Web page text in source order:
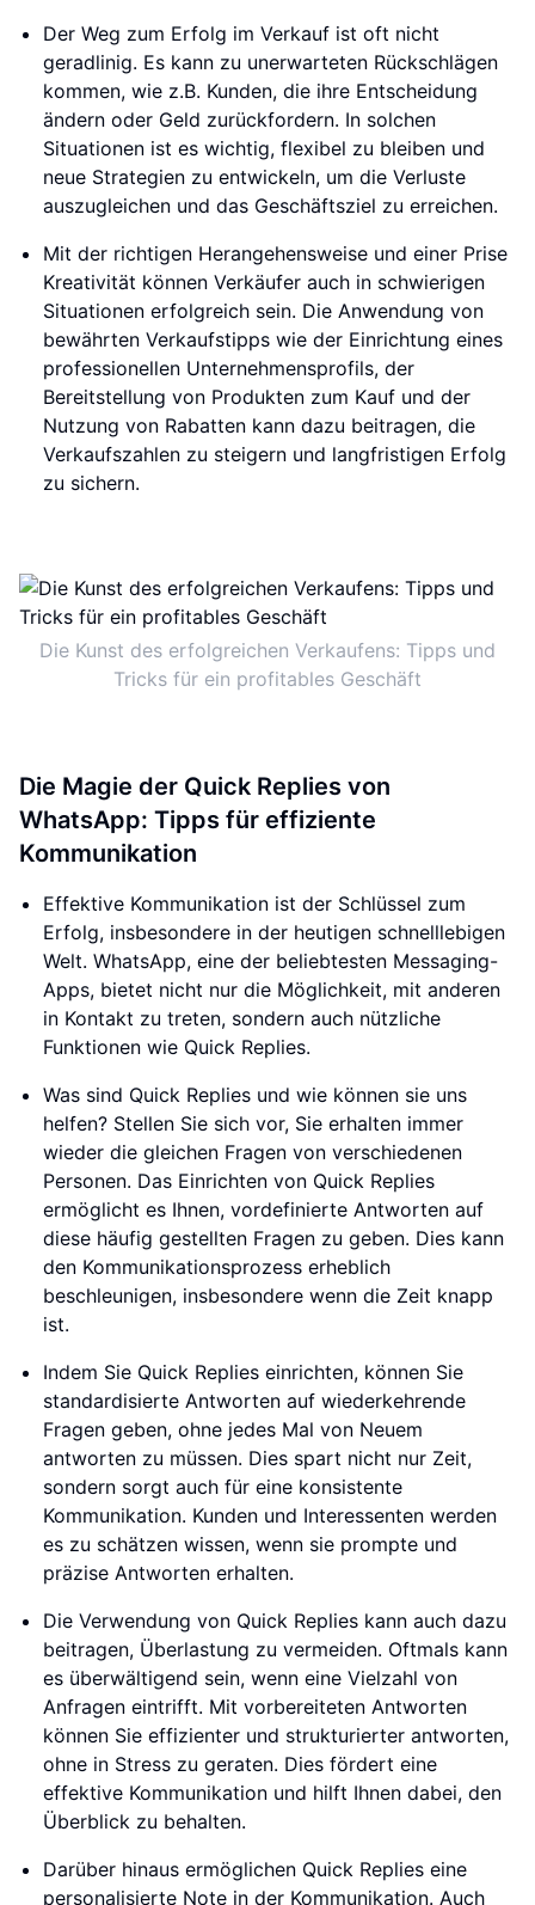
Der Weg zum Erfolg im Verkauf ist oft nicht
geradlinig. Es kann zu unerwarteten Rückschlägen
kommen, wie z.B. Kunden, die ihre Entscheidung
ändern oder Geld zurückfordern. In solchen
Situationen ist es wichtig, flexibel zu bleiben und
neue Strategien zu entwickeln, um die Verluste
auszugleichen und das Geschäftsziel zu erreichen.
Mit der richtigen Herangehensweise und einer Prise
Kreativität können Verkäufer auch in schwierigen
Situationen erfolgreich sein. Die Anwendung von
bewährten Verkaufstipps wie der Einrichtung eines
professionellen Unternehmensprofils, der
Bereitstellung von Produkten zum Kauf und der
Nutzung von Rabatten kann dazu beitragen, die
Verkaufszahlen zu steigern und langfristigen Erfolg
zu sichern.
Die Kunst des erfolgreichen Verkaufens: Tipps und
Tricks für ein profitables Geschäft
Die Magie der Quick Replies von
WhatsApp: Tipps für effiziente
Kommunikation
Effektive Kommunikation ist der Schlüssel zum
Erfolg, insbesondere in der heutigen schnelllebigen
Welt. WhatsApp, eine der beliebtesten Messaging-
Apps, bietet nicht nur die Möglichkeit, mit anderen
in Kontakt zu treten, sondern auch nützliche
Funktionen wie Quick Replies.
Was sind Quick Replies und wie können sie uns
helfen? Stellen Sie sich vor, Sie erhalten immer
wieder die gleichen Fragen von verschiedenen
Personen. Das Einrichten von Quick Replies
ermöglicht es Ihnen, vordefinierte Antworten auf
diese häufig gestellten Fragen zu geben. Dies kann
den Kommunikationsprozess erheblich
beschleunigen, insbesondere wenn die Zeit knapp
ist.
Indem Sie Quick Replies einrichten, können Sie
standardisierte Antworten auf wiederkehrende
Fragen geben, ohne jedes Mal von Neuem
antworten zu müssen. Dies spart nicht nur Zeit,
sondern sorgt auch für eine konsistente
Kommunikation. Kunden und Interessenten werden
es zu schätzen wissen, wenn sie prompte und
präzise Antworten erhalten.
Die Verwendung von Quick Replies kann auch dazu
beitragen, Überlastung zu vermeiden. Oftmals kann
es überwältigend sein, wenn eine Vielzahl von
Anfragen eintrifft. Mit vorbereiteten Antworten
können Sie effizienter und strukturierter antworten,
ohne in Stress zu geraten. Dies fördert eine
effektive Kommunikation und hilft Ihnen dabei, den
Überblick zu behalten.
Darüber hinaus ermöglichen Quick Replies eine
personalisierte Note in der Kommunikation. Auch